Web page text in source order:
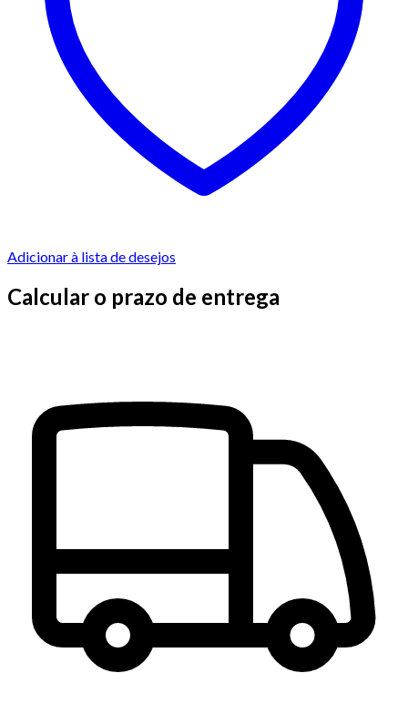
Adicionar à lista de desejos
Calcular o prazo de entrega